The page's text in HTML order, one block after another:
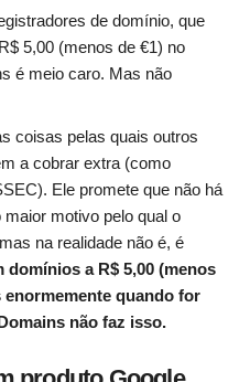
de domínio, que
5,00 (menos de €1) no
é meio caro. Mas não
coisas pelas quais outros
a cobrar extra (como
Ele promete que não há
motivo pelo qual o
na realidade não é, é
domínios a R$ 5,00 (menos
enormemente quando for
não faz isso.